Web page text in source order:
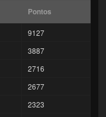
Pontos
9127
3887
2716
2677
2323